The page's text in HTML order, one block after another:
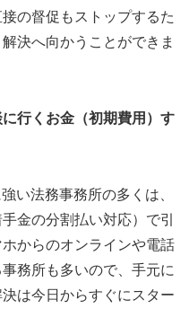
の督促もストップするた
決へ向かうことができま
行くお金（初期費用）す
い法務事務所の多くは、
金の分割払い対応）で引
からのオンラインや電話
務所も多いので、手元に
は今日からすぐにスター